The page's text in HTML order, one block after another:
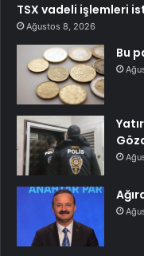
TSX vadeli işlemleri
Ağustos 8, 2026
Bu